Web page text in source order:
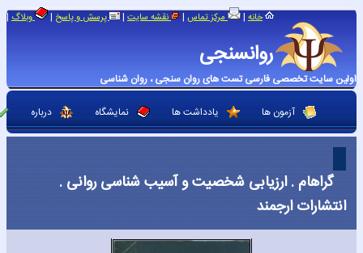
روانسنجی
اولین سایت تخصصی فارسی تست های روان سنجی ، روان شناسی
خانه | مرکز تماس | نقشه سایت | پرسش و پاسخ | وبلاگ |
آزمون ها یادداشت ها نمایشگاه درباره
گراهام . ارزیابی شخصیت و آسیب شناسی روانی .
انتشارات ارجمند